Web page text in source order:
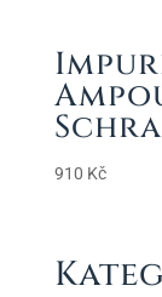
910 Kč